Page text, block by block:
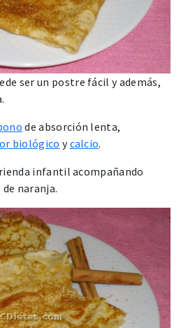
ser un postre fácil y además,
de absorción lenta,
biológico ycalcio.
infantil acompañando
naranja.